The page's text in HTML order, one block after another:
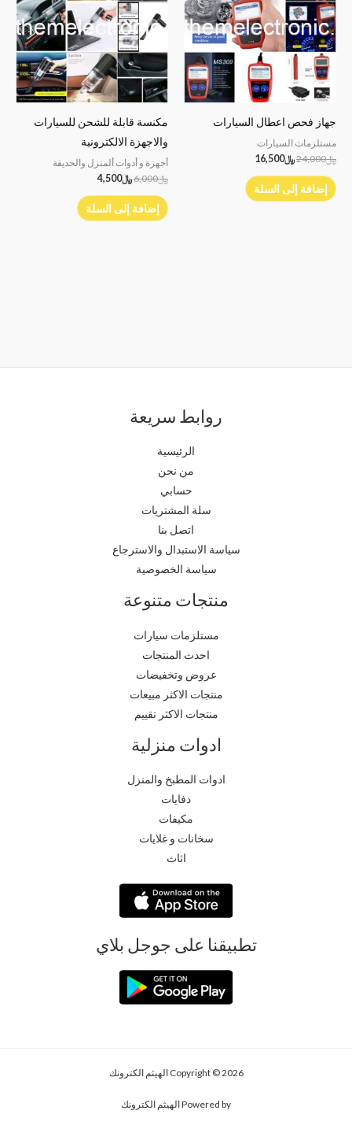
جهاز فحص اعطال السيارات
مستلزمات السيارات
﷼24,000﷼16,500
إضافة إلى السلة
مكنسة قابلة للشحن للسيارات
والاجهزة الالكترونية
أجهزة و أدوات ألمنزل والحديقة
﷼6,000﷼4,500
إضافة إلى السلة
روابط سريعة
الرئيسية
من نحن
حسابي
سلة المشتريات
اتصل بنا
سياسة الاستبدال والاسترجاع
سياسة الخصوصية
منتجات متنوعة
مستلزمات سيارات
احدث المنتجات
عروض وتخفيضات
منتجات الاكثر مبيعات
منتجات الاكثر تقييم
ادوات منزلية
ادوات المطبخ والمنزل
دفايات
مكيفات
سخانات و غلايات
اثاث
تطبيقنا على جوجل بلاي
Copyright © 2026 الهيثم الكترونك
Powered by الهيثم الكترونك